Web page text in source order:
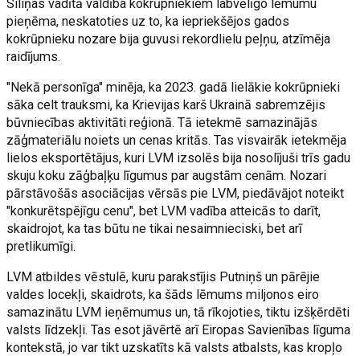
Siliņas vadītā valdība kokrūpniekiem labvēlīgo lēmumu
pieņēma, neskatoties uz to, ka iepriekšējos gados
kokrūpnieku nozare bija guvusi rekordlielu peļņu, atzīmēja
raidījums.
"Nekā personīga" minēja, ka 2023. gadā lielākie kokrūpnieki
sāka celt trauksmi, ka Krievijas karš Ukrainā sabremzējis
būvniecības aktivitāti reģionā. Tā ietekmē samazinājās
zāģmateriālu noiets un cenas kritās. Tas visvairāk ietekmēja
lielos eksportētājus, kuri LVM izsolēs bija nosolījuši trīs gadu
skuju koku zāģbaļķu līgumus par augstām cenām. Nozari
pārstāvošās asociācijas vērsās pie LVM, piedāvājot noteikt
"konkurētspējīgu cenu", bet LVM vadība atteicās to darīt,
skaidrojot, ka tas būtu ne tikai nesaimnieciski, bet arī
pretlikumīgi.
LVM atbildes vēstulē, kuru parakstījis Putniņš un pārējie
valdes locekļi, skaidrots, ka šāds lēmums miljonos eiro
samazinātu LVM ieņēmumus un, tā rīkojoties, tiktu izšķērdēti
valsts līdzekļi. Tas esot jāvērtē arī Eiropas Savienības līguma
kontekstā, jo var tikt uzskatīts kā valsts atbalsts, kas kropļo